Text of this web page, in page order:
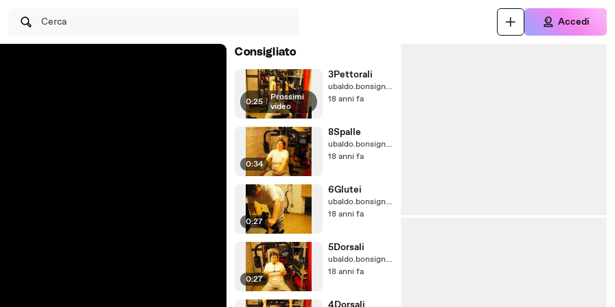
Cerca Accedi
Consigliato
0:25 | Prossimi
video
3Pettorali
ubaldo.bonsignore@virgilio.it
18 anni fa
0:34
8Spalle
ubaldo.bonsignore@virgilio.it
18 anni fa
0:27
6Glutei
ubaldo.bonsignore@virgilio.it
18 anni fa
0:27
5Dorsali
ubaldo.bonsignore@virgilio.it
18 anni fa